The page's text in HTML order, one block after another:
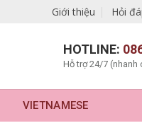
Giới thiệu Hỏi
HOTLINE:
Hỗ trợ 24/7 (nhanh
VIETNAMESE